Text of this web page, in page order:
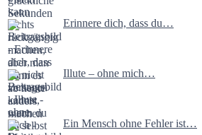
Erinnere dich, dass du…
Illute – ohne mich…
Ein Mensch ohne Fehler ist…